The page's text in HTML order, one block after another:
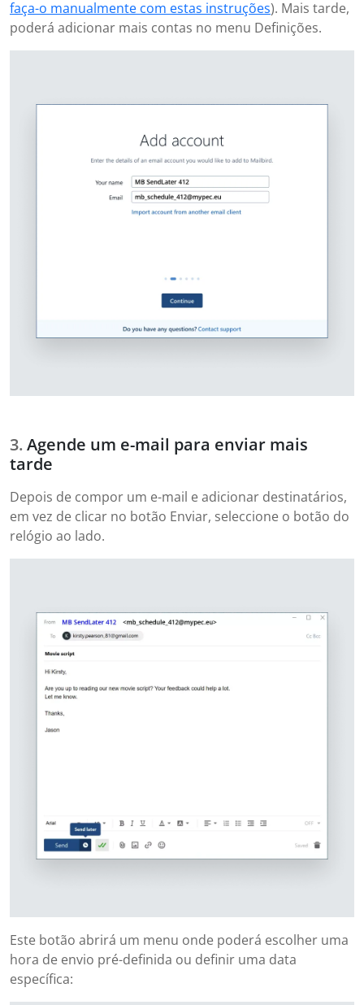
faça-o manualmente com estas instruções). Mais tarde,
poderá adicionar mais contas no menu Definições.
Agende um e-mail para enviar mais
tarde
Depois de compor um e-mail e adicionar destinatários,
em vez de clicar no botão Enviar, seleccione o botão do
relógio ao lado.
Este botão abrirá um menu onde poderá escolher uma
hora de envio pré-definida ou definir uma data
específica: